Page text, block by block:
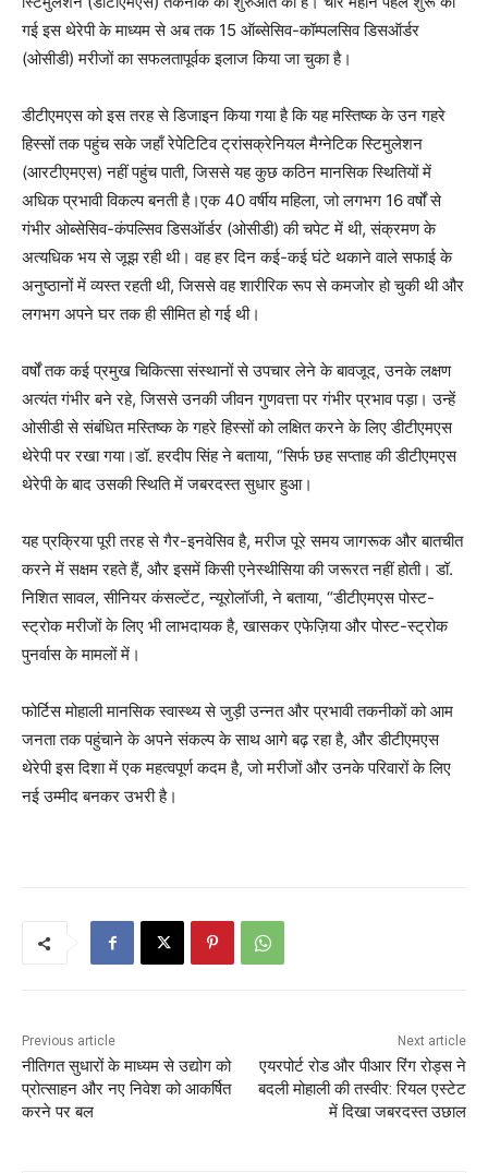
गई इस थेरेपी के माध्यम से अब तक 15 ऑब्सेसिव-कॉम्पलसिव डिसऑर्डर
(ओसीडी) मरीजों का सफलतापूर्वक इलाज किया जा चुका है।
डीटीएमएस को इस तरह से डिजाइन किया गया है कि यह मस्तिष्क के उन गहरे
हिस्सों तक पहुंच सके जहाँ रेपेटिटिव ट्रांसक्रेनियल मैग्नेटिक स्टिमुलेशन
(आरटीएमएस) नहीं पहुंच पाती, जिससे यह कुछ कठिन मानसिक स्थितियों में
अधिक प्रभावी विकल्प बनती है।एक 40 वर्षीय महिला, जो लगभग 16 वर्षों से
गंभीर ओब्सेसिव-कंपल्सिव डिसऑर्डर (ओसीडी) की चपेट में थी, संक्रमण के
अत्यधिक भय से जूझ रही थी। वह हर दिन कई-कई घंटे थकाने वाले सफाई के
अनुष्ठानों में व्यस्त रहती थी, जिससे वह शारीरिक रूप से कमजोर हो चुकी थी और
लगभग अपने घर तक ही सीमित हो गई थी।
वर्षों तक कई प्रमुख चिकित्सा संस्थानों से उपचार लेने के बावजूद, उनके लक्षण
अत्यंत गंभीर बने रहे, जिससे उनकी जीवन गुणवत्ता पर गंभीर प्रभाव पड़ा। उन्हें
ओसीडी से संबंधित मस्तिष्क के गहरे हिस्सों को लक्षित करने के लिए डीटीएमएस
थेरेपी पर रखा गया।डॉ. हरदीप सिंह ने बताया, “सिर्फ छह सप्ताह की डीटीएमएस
थेरेपी के बाद उसकी स्थिति में जबरदस्त सुधार हुआ।
यह प्रक्रिया पूरी तरह से गैर-इनवेसिव है, मरीज पूरे समय जागरूक और बातचीत
करने में सक्षम रहते हैं, और इसमें किसी एनेस्थीसिया की जरूरत नहीं होती। डॉ.
निशित सावल, सीनियर कंसल्टेंट, न्यूरोलॉजी, ने बताया, “डीटीएमएस पोस्ट-
स्ट्रोक मरीजों के लिए भी लाभदायक है, खासकर एफेज़िया और पोस्ट-स्ट्रोक
पुनर्वास के मामलों में।
फोर्टिस मोहाली मानसिक स्वास्थ्य से जुड़ी उन्नत और प्रभावी तकनीकों को आम
जनता तक पहुंचाने के अपने संकल्प के साथ आगे बढ़ रहा है, और डीटीएमएस
थेरेपी इस दिशा में एक महत्वपूर्ण कदम है, जो मरीजों और उनके परिवारों के लिए
नई उम्मीद बनकर उभरी है।
Previous article
नीतिगत सुधारों के माध्यम से उद्योग को
प्रोत्साहन और नए निवेश को आकर्षित
करने पर बल
Next article
एयरपोर्ट रोड और पीआर रिंग रोड्स ने
बदली मोहाली की तस्वीर: रियल एस्टेट
में दिखा जबरदस्त उछाल